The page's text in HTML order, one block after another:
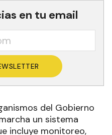
en tu email
del Gobierno
un sistema
incluye monitoreo,